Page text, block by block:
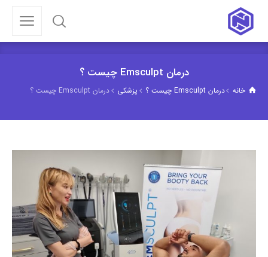
درمان Emsculpt چیست ؟
خانه درمان Emsculpt چیست ؟ پزشکی درمان Emsculpt چیست ؟